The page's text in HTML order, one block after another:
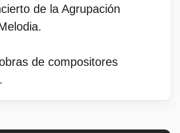
de la Agrupación
de compositores